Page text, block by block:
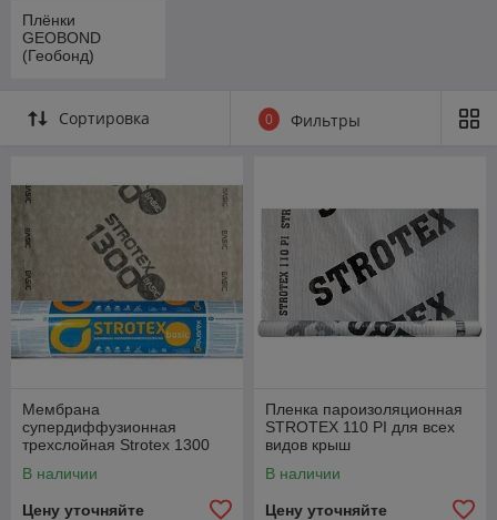
Плёнки
GEOBOND
(Геобонд)
Сортировка 0 Фильтры
Мембрана
супердиффузионная
трехслойная Strotex 1300
В наличии
Цену уточняйте
Пленка пароизоляционная
STROTEX 110 PI для всех
видов крыш
В наличии
Цену уточняйте